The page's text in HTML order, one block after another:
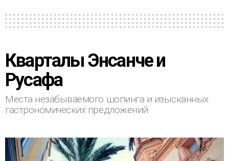
Кварталы Энсанче и
Русафа
Места незабываемого шопинга и изысканных
гастрономических предложений